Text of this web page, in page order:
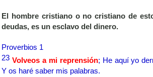
El hombre cristiano o no cristiano de
deudas, es un esclavo del dinero.
Proverbios 1
23 Volveos a mi reprensión; He aquí yo
Y os haré saber mis palabras.